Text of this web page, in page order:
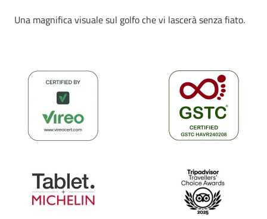
Una magnifica visuale sul golfo che vi lascerà senza fiato.